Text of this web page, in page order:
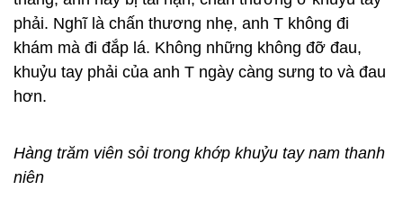
phải. Nghĩ là chấn thương nhẹ, anh T không đi
khám mà đi đắp lá. Không những không đỡ đau,
khuỷu tay phải của anh T ngày càng sưng to và đau
hơn.
Hàng trăm viên sỏi trong khớp khuỷu tay nam thanh
niên